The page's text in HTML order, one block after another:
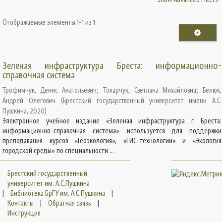
Отображаемые элементы 1-1 из 1
Зеленая инфраструктура Бреста: информационно-
справочная система
Трофимчук, Денис Анатольевич;Токарчук, Светлана Михайловна; Белюк,
Андрей Олегович
(Брестский государственный университет имени А.С.
Пушкина, 2020)
Электронное учебное издание «Зеленая инфраструктура г. Бреста:
информационно-справочная система» используется для поддержки
преподавания курсов «Геоэкология», «ГИС-технологии» и «Экология
городской среды» по специальности ...
Брестский государственный
университет им. А.С.Пушкина
|
Библиотека БрГУ им. А.С.Пушкина
|
Контакты
| Обратная связь
|
Инструкция